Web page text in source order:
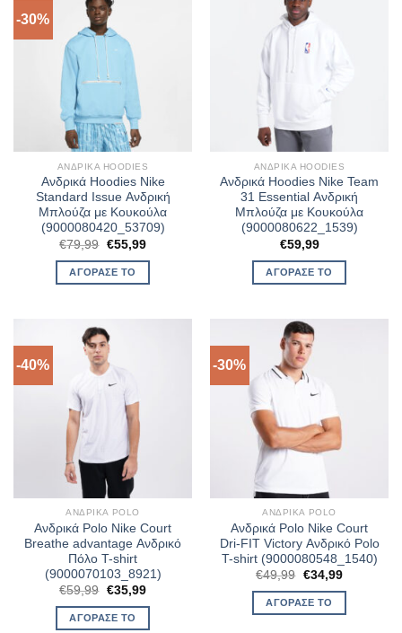
-30%
ΑΝΔΡΙΚΆ HOODIES
Ανδρικά Hoodies Nike
Standard Issue Ανδρική
Μπλούζα με Κουκούλα
(9000080420_53709)
€79,99 Original
price
was:
€79,99.
€55,99Η
τιμή
ΑΓΌΡΑΣΈ ΤΟ
ΑΝΔΡΙΚΆ HOODIES
Ανδρικά Hoodies Nike Team
31 Essential Ανδρική
Μπλούζα με Κουκούλα
(9000080622_1539)
€59,99
ΑΓΌΡΑΣΈ ΤΟ
-40%
ΑΝΔΡΙΚΆ POLO
Ανδρικά Polo Nike Court
Breathe advantage Ανδρικό
Πόλο T-shirt
(9000070103_8921)
€59,99 Original
was:
€59,99.
€35,99Η
ΑΓΌΡΑΣΈ ΤΟ
-30%
ΑΝΔΡΙΚΆ POLO
Ανδρικά Polo Nike Court
Dri-FIT Victory Ανδρικό Polo
T-shirt (9000080548_1540)
€49,99 Original
was:
€49,99.
€34,99Η
ΑΓΌΡΑΣΈ ΤΟ